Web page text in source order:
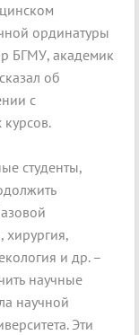
ординатуры
БГМУ, академик
об
с
студенты,
хирургия,
и др. –
научные
научной
Эти